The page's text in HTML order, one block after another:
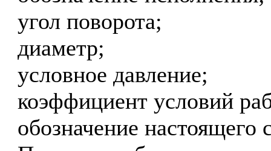
угол поворота;
диаметр;
условное давление;
коэффициент условий
обозначение настоящего